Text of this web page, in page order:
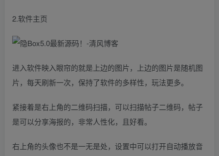
2.软件主页
进入软件映入眼帘的就是上边的图片，上边的图片是随机图
片，每天刷新一次，保持了软件的多样性，玩法更多。
紧接着是右上角的二维码扫描，可以扫描帖子二维码，帖子
是可以分享海报的，非常人性化，且好看。
右上角的头像也不是一无是处，设置中可以打开自动播放音